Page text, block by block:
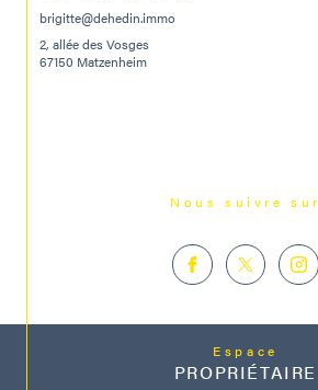
brigitte@dehedin.immo
2, allée des Vosges
67150 Matzenheim
Nous suivre sur
Espace
PROPRIÉTAIRE